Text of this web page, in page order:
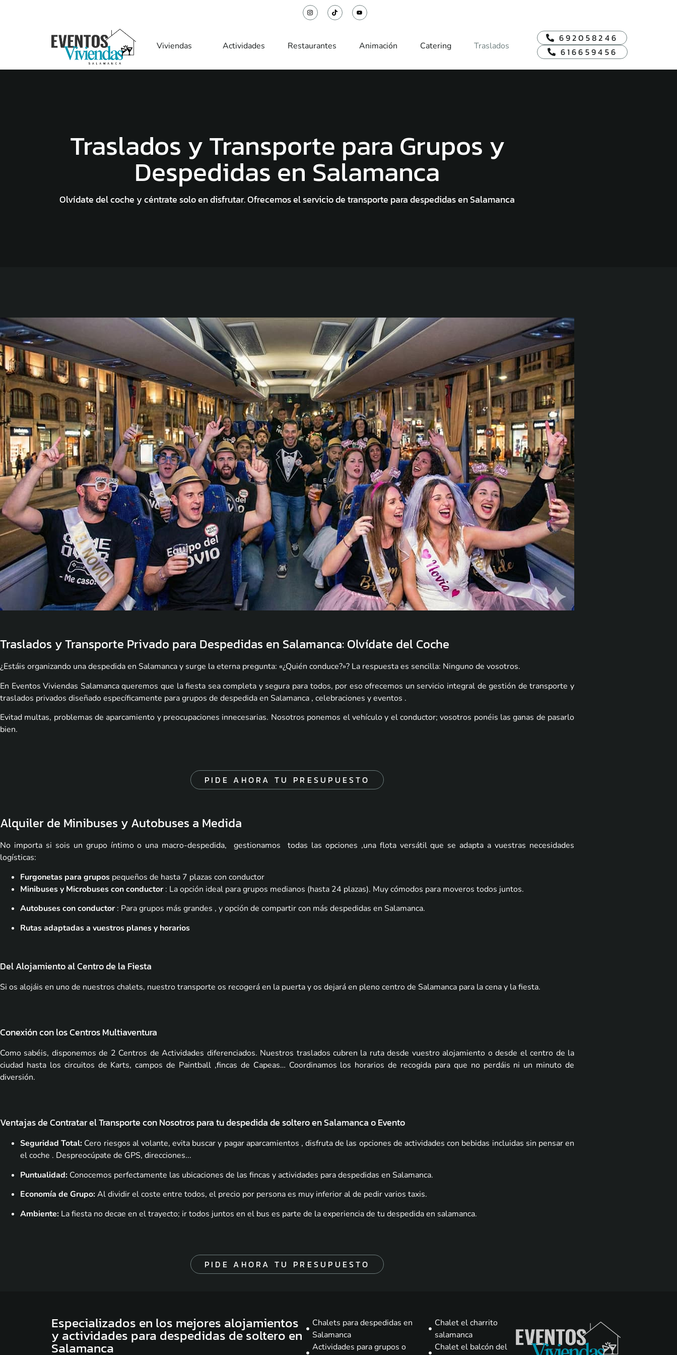
Viviendas Actividades Restaurantes Animación Catering Traslados
692058246
616659456
Traslados y Transporte para Grupos y
Despedidas en Salamanca
Olvídate del coche y céntrate solo en disfrutar. Ofrecemos el servicio de transporte para despedidas en Salamanca
Traslados y Transporte Privado para Despedidas en Salamanca: Olvídate del Coche
¿Estáis organizando una despedida en Salamanca y surge la eterna pregunta: «¿Quién conduce?»? La respuesta es sencilla: Ninguno de vosotros.
En Eventos Viviendas Salamanca queremos que la fiesta sea completa y segura para todos, por eso ofrecemos un servicio integral de gestión de transporte y
traslados privados diseñado específicamente para grupos de despedida en Salamanca , celebraciones y eventos .
Evitad multas, problemas de aparcamiento y preocupaciones innecesarias. Nosotros ponemos el vehículo y el conductor; vosotros ponéis las ganas de pasarlo
bien.
PIDE AHORA TU PRESUPUESTO
Alquiler de Minibuses y Autobuses a Medida
No importa si sois un grupo íntimo o una macro-despedida, gestionamos todas las opciones ,una flota versátil que se adapta a vuestras necesidades
logísticas:
Furgonetas para grupos pequeños de hasta 7 plazas con conductor
Minibuses y Microbuses con conductor : La opción ideal para grupos medianos (hasta 24 plazas). Muy cómodos para moveros todos juntos.
Autobuses con conductor : Para grupos más grandes , y opción de compartir con más despedidas en Salamanca.
Rutas adaptadas a vuestros planes y horarios
Del Alojamiento al Centro de la Fiesta
Si os alojáis en uno de nuestros chalets, nuestro transporte os recogerá en la puerta y os dejará en pleno centro de Salamanca para la cena y la fiesta.
Conexión con los Centros Multiaventura
Como sabéis, disponemos de 2 Centros de Actividades diferenciados. Nuestros traslados cubren la ruta desde vuestro alojamiento o desde el centro de la
ciudad hasta los circuitos de Karts, campos de Paintball ,fincas de Capeas… Coordinamos los horarios de recogida para que no perdáis ni un minuto de
diversión.
Ventajas de Contratar el Transporte con Nosotros para tu despedida de soltero en Salamanca o Evento
Seguridad Total: Cero riesgos al volante, evita buscar y pagar aparcamientos , disfruta de las opciones de actividades con bebidas incluidas sin pensar en
el coche . Despreocúpate de GPS, direcciones...
Puntualidad: Conocemos perfectamente las ubicaciones de las fincas y actividades para despedidas en Salamanca.
Economía de Grupo:Al dividir el coste entre todos, el precio por persona es muy inferior al de pedir varios taxis.
Ambiente: La fiesta no decae en el trayecto; ir todos juntos en el bus es parte de la experiencia de tu despedida en salamanca.
PIDE AHORA TU PRESUPUESTO
Especializados en los mejores alojamientos
y actividades para despedidas de soltero en
Salamanca
Chalets para despedidas en
Salamanca
Actividades para grupos o
Chalet el charrito
salamanca
Chalet el balcón del